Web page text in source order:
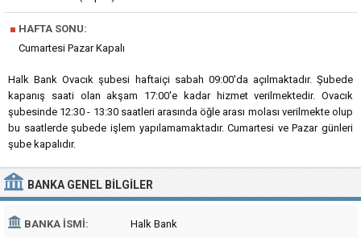
■ HAFTA SONU:
Cumartesi Pazar Kapalı
Halk Bank Ovacık şubesi haftaiçi sabah 09:00'da açılmaktadır. Şubede
kapanış saati olan akşam 17:00'e kadar hizmet verilmektedir. Ovacık
şubesinde 12:30 - 13:30 saatleri arasında öğle arası molası verilmekte olup
bu saatlerde şubede işlem yapılamamaktadır. Cumartesi ve Pazar günleri
şube kapalıdır.
BANKA GENEL BILGILER
BANKA İSMI: Halk Bank